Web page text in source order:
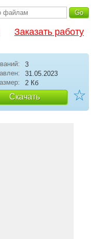
Заказать работу
3
31.05.2023
2 Кб
Скачать ☆